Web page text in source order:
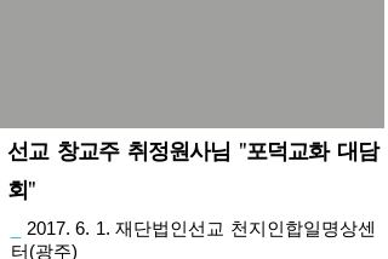
선교 창교주 취정원사님 "포덕교화 대담
회"
2017. 6. 1. 재단법인선교 천지인합일명상센
터(광주)